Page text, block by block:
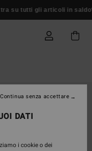
su tutti gli articoli in saldo*
DATI
i cookie o dei
Continua senza accettare